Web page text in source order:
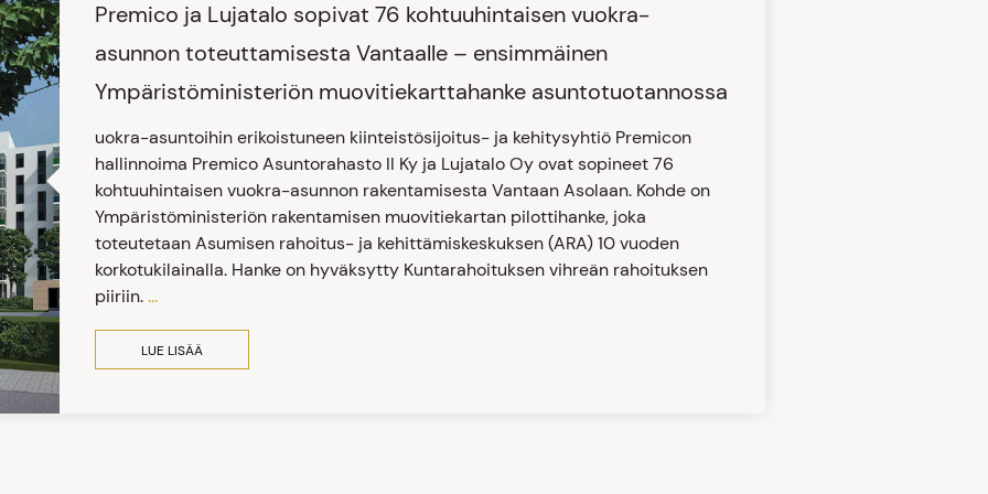
Premico ja Lujatalo sopivat 76 kohtuuhintaisen vuokra-
asunnon toteuttamisesta Vantaalle – ensimmäinen
Ympäristöministeriön muovitiekarttahanke asuntotuotannossa
uokra-asuntoihin erikoistuneen kiinteistösijoitus- ja kehitysyhtiö Premicon
hallinnoima Premico Asuntorahasto II Ky ja Lujatalo Oy ovat sopineet 76
kohtuuhintaisen vuokra-asunnon rakentamisesta Vantaan Asolaan. Kohde on
Ympäristöministeriön rakentamisen muovitiekartan pilottihanke, joka
toteutetaan Asumisen rahoitus- ja kehittämiskeskuksen (ARA) 10 vuoden
korkotukilainalla. Hanke on hyväksytty Kuntarahoituksen vihreän rahoituksen
piiriin....
LUE LISÄÄ